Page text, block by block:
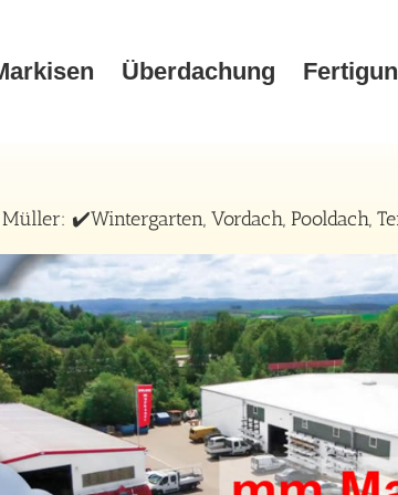
Überdachung
✔️Wintergarten, Vordach, Pooldach,